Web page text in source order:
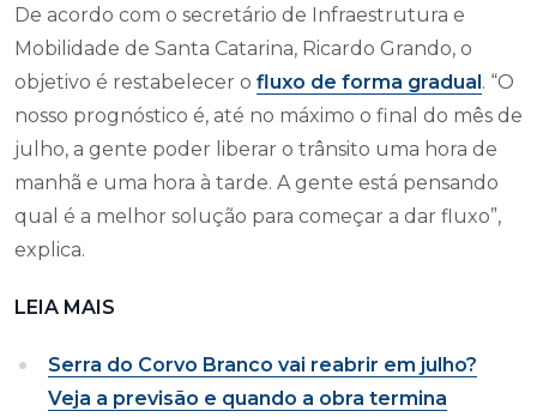
De acordo com o secretário de Infraestrutura e
Mobilidade de Santa Catarina, Ricardo Grando, o
objetivo é restabelecer o fluxo de forma gradual . “O
nosso prognóstico é, até no máximo o final do mês de
julho, a gente poder liberar o trânsito uma hora de
manhã e uma hora à tarde. A gente está pensando
qual é a melhor solução para começar a dar fluxo”,
explica.
LEIA MAIS
Serra do Corvo Branco vai reabrir em julho?
Veja a previsão e quando a obra termina